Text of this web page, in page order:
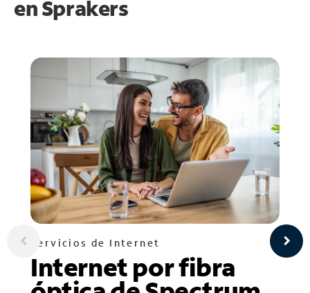
enSprakers
Servicios de Internet
Internet por fibra